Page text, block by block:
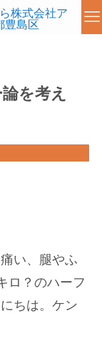
を考え
い、腿やふ
ロ？のハーフ
ちは。ケン